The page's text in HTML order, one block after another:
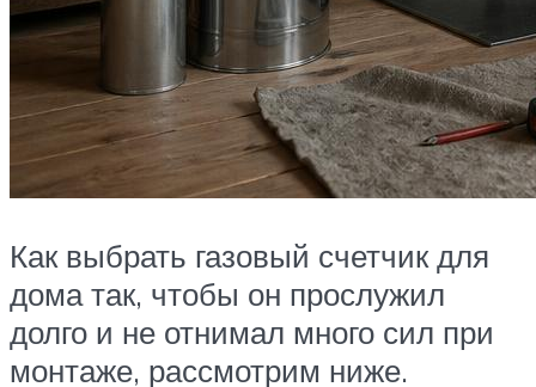
Как выбрать газовый счетчик для
дома так, чтобы он прослужил
долго и не отнимал много сил при
монтаже, рассмотрим ниже.